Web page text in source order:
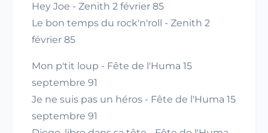
Hey Joe - Zenith 2 février 85
Le bon temps du rock'n'roll - Zenith 2
février 85
Mon p'tit loup - Fête de l'Huma 15
septembre 91
Je ne suis pas un héros - Fête de l'Huma 15
septembre 91